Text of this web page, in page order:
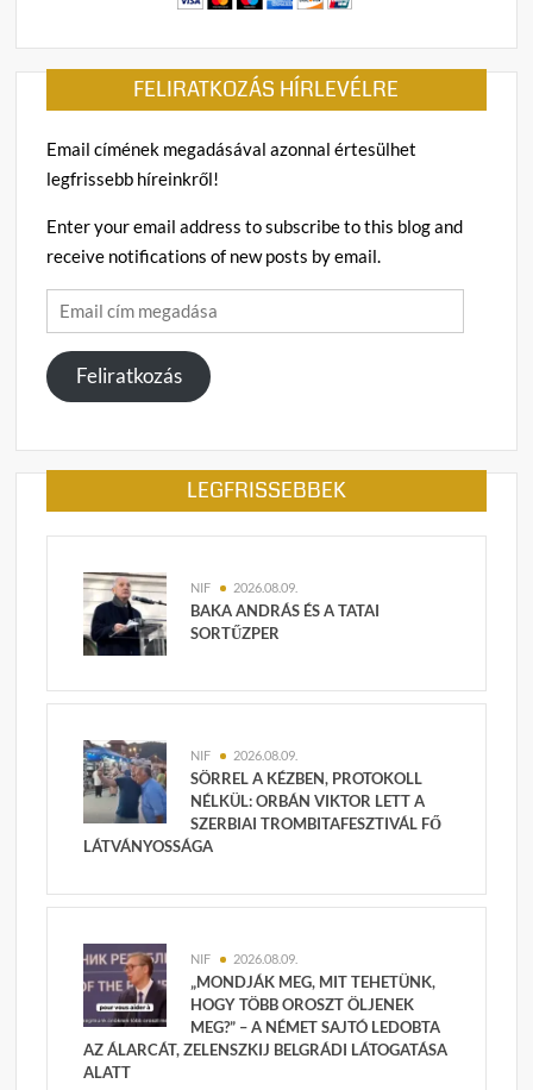
FELIRATKOZÁS HÍRLEVÉLRE
Email címének megadásával azonnal értesülhet
legfrissebb híreinkről!
Enter your email address to subscribe to this blog and
receive notifications of new posts by email.
Email
cím
megadása
Feliratkozás
LEGFRISSEBBEK
NIF 2026.08.09.
BAKA ANDRÁS ÉS A TATAI
SORTŰZPER
NIF 2026.08.09.
SÖRREL A KÉZBEN, PROTOKOLL
NÉLKÜL: ORBÁN VIKTOR LETT A
SZERBIAI TROMBITAFESZTIVÁL FŐ
LÁTVÁNYOSSÁGA
NIF 2026.08.09.
„MONDJÁK MEG, MIT TEHETÜNK,
HOGY TÖBB OROSZT ÖLJENEK
MEG?” – A NÉMET SAJTÓ LEDOBTA
AZ ÁLARCÁT, ZELENSZKIJ BELGRÁDI LÁTOGATÁSA
ALATT